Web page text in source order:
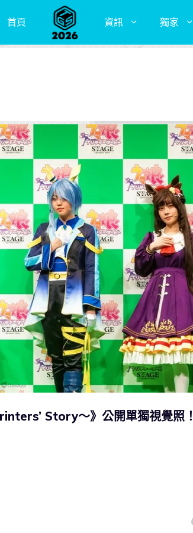
首頁 資訊 獨家
Story～》公開單獨視覺照